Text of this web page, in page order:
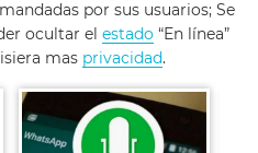
por sus usuarios; Se
ocultar el estado “En línea”
mas privacidad.